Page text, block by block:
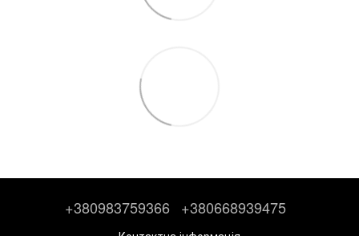
+380983759366 +380668939475